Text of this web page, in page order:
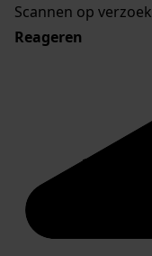
Scannen op verzoek
Reageren